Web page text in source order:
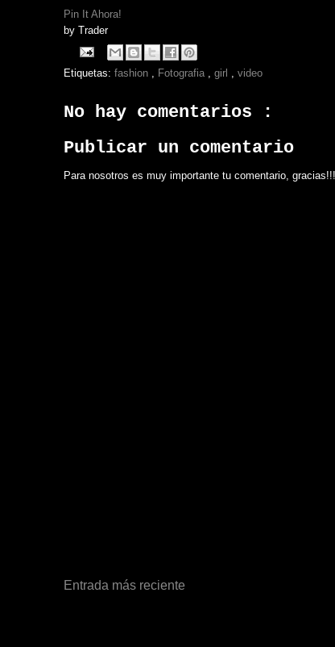
Pin It Ahora!
by Trader
Etiquetas: fashion Fotografia girl video
No hay comentarios :
Publicar un comentario
Para nosotros es muy importante tu comentario, gracias!!!
Entrada más reciente